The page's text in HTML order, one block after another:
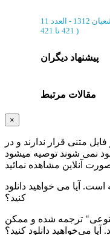
)
پیشنهاد دیگران
مقالات مرتبط
×
متنی قرار ندارند و در
نمی شوند توصیه میشود
آنلاین مشاهده نمائید
آیا می خواهید دانلود
کنید؟
ترجمه شده و ممکن
می‌خواهید دانلود کنید؟